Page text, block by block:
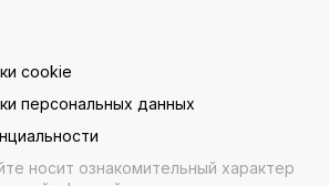
cookie
персональных данных
носит ознакомительный характер